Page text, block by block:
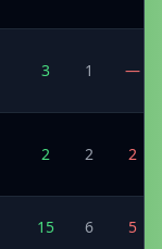
3 1 —
2 2 2
15 6 5